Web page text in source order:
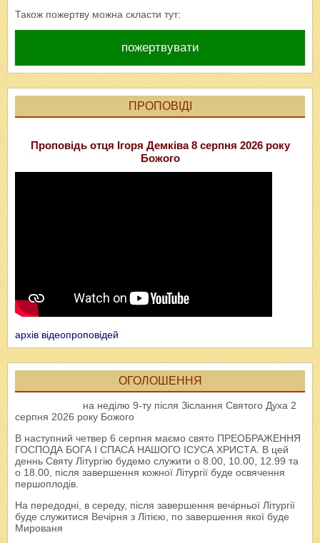
Також пожертву можна скласти тут:
пожертвувати
ПРОПОВІДІ
Проповідь отця Ігоря Демківа 8 серпня 2026 року
Божого
архів відеопроповідей
ОГОЛОШЕННЯ
на неділю 9-ту після Зіслання Святого Духа 2
серпня 2026 року Божого
В наступний четвер 6 серпня маємо свято ПРЕОБРАЖЕННЯ
ГОСПОДА БОГА І СПАСА НАШОГО ІСУСА ХРИСТА. В цей
деннь Святу Літургію будемо служити о 8.00, 10.00, 12.99 та
о 18.00, після завершення кожної Літургії буде освячення
першоплодів.
На передодні, в середу, після завершення вечірньої Літургії
буде служитися Вечірня з Літією, по завершення якої буде
Мированя